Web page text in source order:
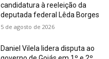
candidatura à reeleição da
deputada federal Lêda Borges
5 de agosto de 2026
Daniel Vilela lidera disputa ao